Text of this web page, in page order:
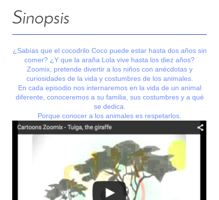
Sinopsis
¿Sabías que el cocodrilo Coco puede estar hasta dos años sin
comer? ¿Y que la araña Lola vive hasta los diez años?
Zoomix, pretende divertir a los niños con anécdotas y
curiosidades de la vida y costumbres de los animales.
En cada episodio nos internaremos en la vida de un animal
diferente, conoceremos a su familia, sus costumbres y a qué
se dedica.
Porque conocer a los animales es respetarlos.